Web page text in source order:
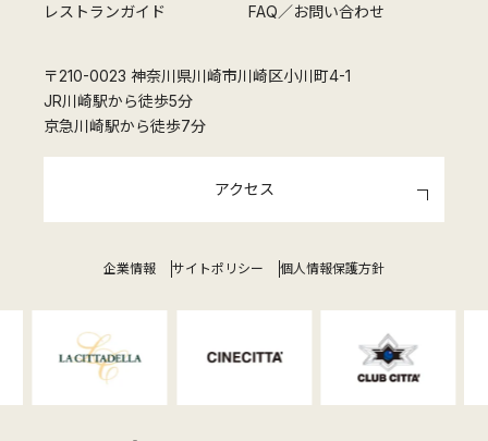
レストランガイド
FAQ／お問い合わせ
〒210-0023 神奈川県川崎市川崎区小川町4-1
JR川崎駅から徒歩5分
京急川崎駅から徒歩7分
アクセス
企業情報 サイトポリシー 個人情報保護方針